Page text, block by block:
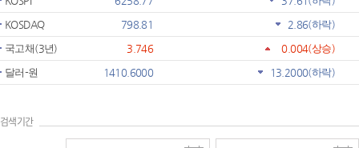
KOSDAQ
798.81 2.86(하락)
국고채(3년)
3.746 0.004(상승)
달러-원
1410.6000 13.2000(하락)
검색기간